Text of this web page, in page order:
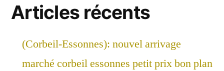
Articles récents
(Corbeil-Essonnes): nouvel arrivage
marché corbeil essonnes petit prix bon plan